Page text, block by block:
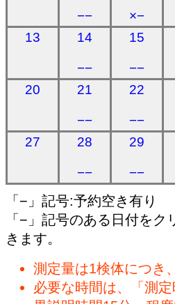
−− ×−
13 14
−−
15
−−
20
21
−−
22
−−
27
28
−−
29
−−
「−」記号:予約空き有り
「−」記号のある日付を
きます。
測定量は1検体につき
必要な時間は、「測